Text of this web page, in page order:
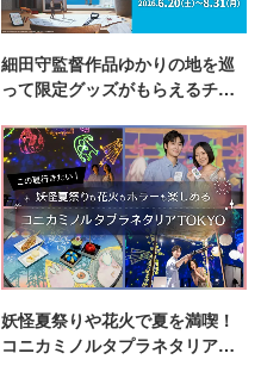
細田守監督作品ゆかりの地を巡
って限定グッズがもらえるチャ
妖怪夏祭りや花火で夏を満喫！
コニカミノルタプラネタリア